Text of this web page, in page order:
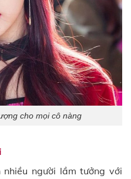
cho mọi cô nàng
người lầm tưởng với